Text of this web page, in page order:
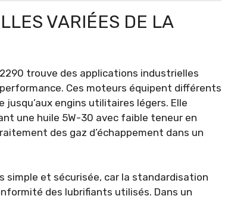
VARIÉES DE LA
trouve des applications industrielles
Ces moteurs équipent différents
engins utilitaires légers. Elle
une huile 5W-30 avec faible teneur en
des gaz d’échappement dans un
simple et sécurisée, car la standardisation
des lubrifiants utilisés. Dans un